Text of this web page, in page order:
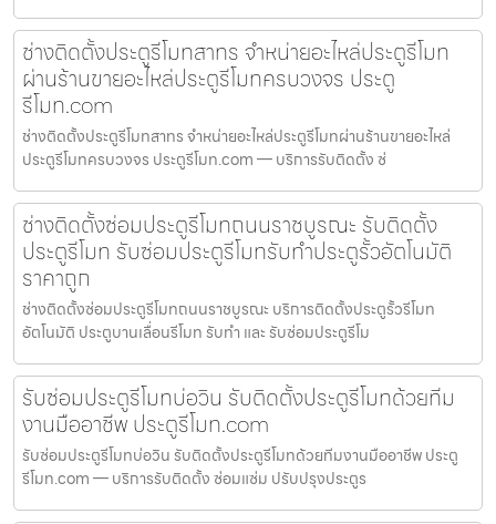
ช่างติดตั้งประตูรีโมทสาทร จำหน่ายอะไหล่ประตูรีโมท
ผ่านร้านขายอะไหล่ประตูรีโมทครบวงจร ประตู
รีโมท.com
ช่างติดตั้งประตูรีโมทสาทร จำหน่ายอะไหล่ประตูรีโมทผ่านร้านขายอะไหล่
ประตูรีโมทครบวงจร ประตูรีโมท.com — บริการรับติดตั้ง ซ่
ช่างติดตั้งซ่อมประตูรีโมทถนนราชบูรณะ รับติดตั้ง
ประตูรีโมท รับซ่อมประตูรีโมทรับทำประตูรั้วอัตโนมัติ
ราคาถูก
ช่างติดตั้งซ่อมประตูรีโมทถนนราชบูรณะ บริการติดตั้งประตูรั้วรีโมท
อัตโนมัติ ประตูบานเลื่อนรีโมท รับทำ และ รับซ่อมประตูรีโม
รับซ่อมประตูรีโมทบ่อวิน รับติดตั้งประตูรีโมทด้วยทีม
งานมืออาชีพ ประตูรีโมท.com
รับซ่อมประตูรีโมทบ่อวิน รับติดตั้งประตูรีโมทด้วยทีมงานมืออาชีพ ประตู
รีโมท.com — บริการรับติดตั้ง ซ่อมแซ่ม ปรับปรุงประตูร